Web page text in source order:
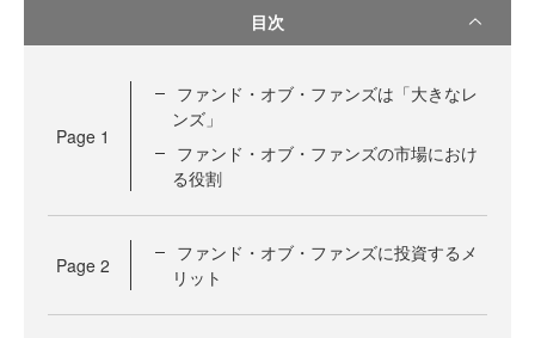
目次
Page 1
ファンド・オブ・ファンズは「大きなレ
ンズ」
ファンド・オブ・ファンズの市場におけ
る役割
Page 2
ファンド・オブ・ファンズに投資するメ
リット